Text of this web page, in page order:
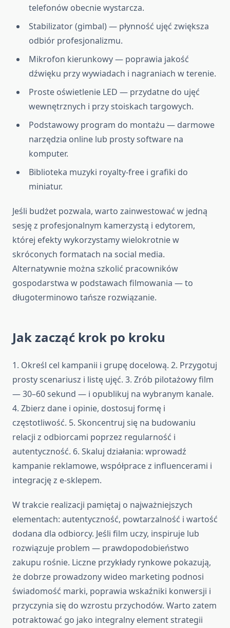
telefonów obecnie wystarcza.
Stabilizator (gimbal) — płynność ujęć zwiększa
odbiór profesjonalizmu.
Mikrofon kierunkowy — poprawia jakość
dźwięku przy wywiadach i nagraniach w terenie.
Proste oświetlenie LED — przydatne do ujęć
wewnętrznych i przy stoiskach targowych.
Podstawowy program do montażu — darmowe
narzędzia online lub prosty software na
komputer.
Biblioteka muzyki royalty-free i grafiki do
miniatur.
Jeśli budżet pozwala, warto zainwestować w jedną
sesję z profesjonalnym kamerzystą i edytorem,
której efekty wykorzystamy wielokrotnie w
skróconych formatach na social media.
Alternatywnie można szkolić pracowników
gospodarstwa w podstawach filmowania — to
długoterminowo tańsze rozwiązanie.
Jak zacząć krok po kroku
1. Określ cel kampanii i grupę docelową. 2. Przygotuj
prosty scenariusz i listę ujęć. 3. Zrób pilotażowy film
— 30–60 sekund — i opublikuj na wybranym kanale.
4. Zbierz dane i opinie, dostosuj formę i
częstotliwość. 5. Skoncentruj się na budowaniu
relacji z odbiorcami poprzez regularność i
autentyczność. 6. Skaluj działania: wprowadź
kampanie reklamowe, współprace z influencerami i
integrację z e‑sklepem.
W trakcie realizacji pamiętaj o najważniejszych
elementach: autentyczność, powtarzalność i wartość
dodana dla odbiorcy. Jeśli film uczy, inspiruje lub
rozwiązuje problem — prawdopodobieństwo
zakupu rośnie. Liczne przykłady rynkowe pokazują,
że dobrze prowadzony wideo marketing podnosi
świadomość marki, poprawia wskaźniki konwersji i
przyczynia się do wzrostu przychodów. Warto zatem
potraktować go jako integralny element strategii